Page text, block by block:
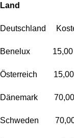
Deutschland
Benelux 15,00
Österreich 15,00
Dänemark
Schweden